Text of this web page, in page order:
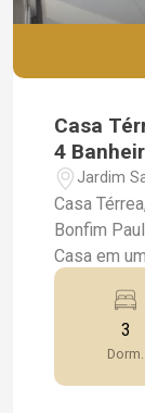
Casa
4 Banheiros - Jardim
Bonfim
Jardim
Preto)/SP
Casa
Bonfim
Casa em
Completo,
Ideal para
Qualidade de Vida.
Nova com
3
Dorm.